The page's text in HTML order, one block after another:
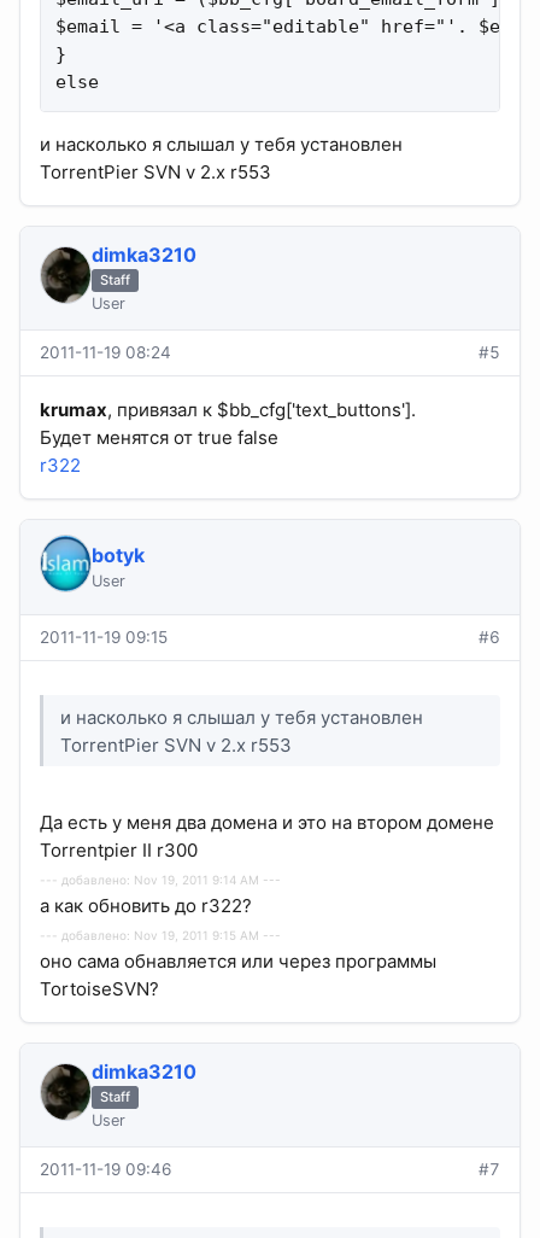
$email = '<a class="editable" href="'.
}
else
и насколько я слышал у тебя установлен
TorrentPier SVN v 2.х r553
dimka3210
Staff
User
2011-11-19 08:24 #5
krumax, привязал к $bb_cfg['text_buttons'].
Будет менятся от true false
r322
botyk
User
2011-11-19 09:15 #6
и насколько я слышал у тебя установлен
TorrentPier SVN v 2.х r553
Да есть у меня два домена и это на втором домене
Torrentpier II r300
--- добавлено: Nov 19, 2011 9:14 AM ---
а как обновить до r322?
--- добавлено: Nov 19, 2011 9:15 AM ---
оно сама обнавляется или через программы
TortoiseSVN?
dimka3210
Staff
User
2011-11-19 09:46 #7